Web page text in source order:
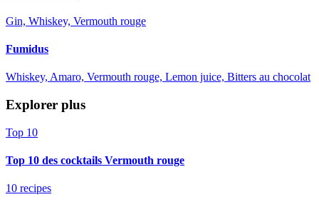
Gin, Whiskey, Vermouth rouge
Fumidus
Whiskey, Amaro, Vermouth rouge, Lemon juice, Bitters au chocolat
Explorer plus
Top 10
Top 10 des cocktails Vermouth rouge
10 recipes